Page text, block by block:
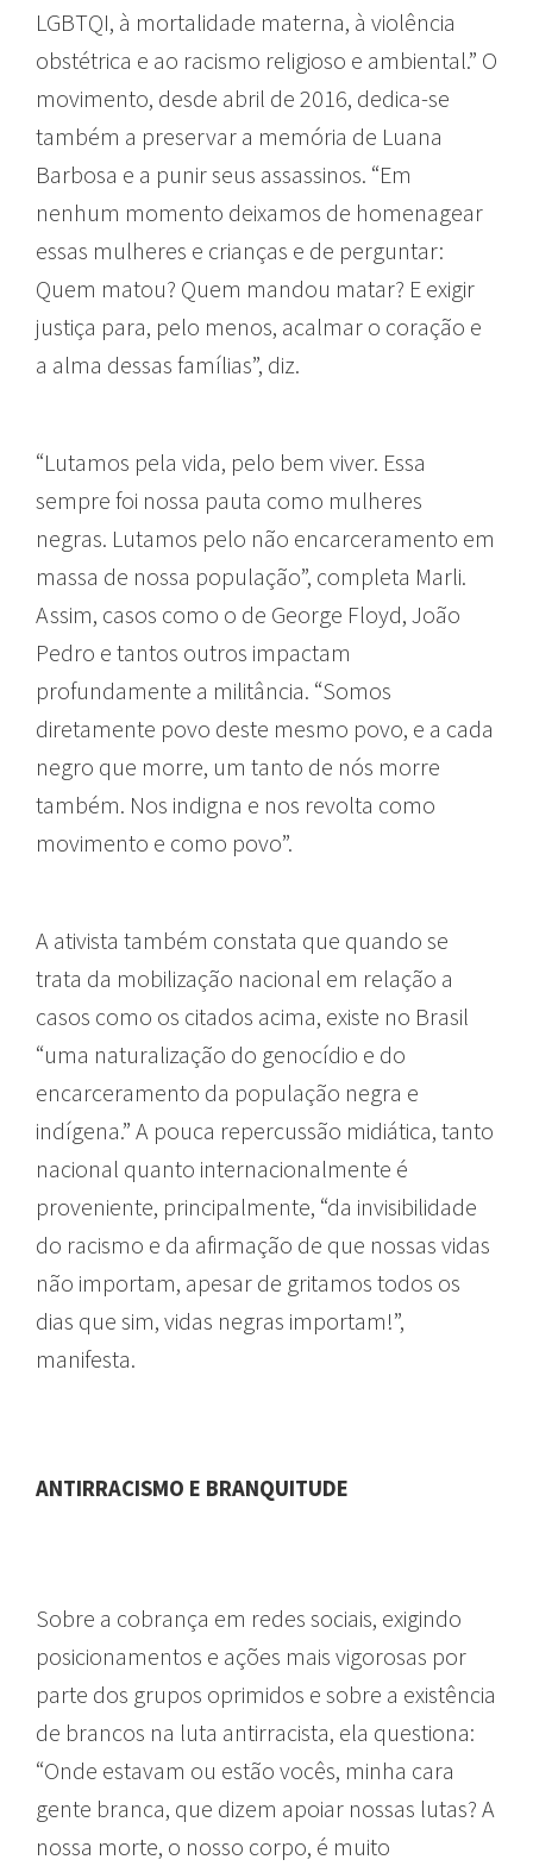
LGBTQI, à mortalidade materna, à violência
obstétrica e ao racismo religioso e ambiental.” O
movimento, desde abril de 2016, dedica-se
também a preservar a memória de Luana
Barbosa e a punir seus assassinos. “Em
nenhum momento deixamos de homenagear
essas mulheres e crianças e de perguntar:
Quem matou? Quem mandou matar? E exigir
justiça para, pelo menos, acalmar o coração e
a alma dessas famílias”, diz.
“Lutamos pela vida, pelo bem viver. Essa
sempre foi nossa pauta como mulheres
negras. Lutamos pelo não encarceramento em
massa de nossa população”, completa Marli.
Assim, casos como o de George Floyd, João
Pedro e tantos outros impactam
profundamente a militância. “Somos
diretamente povo deste mesmo povo, e a cada
negro que morre, um tanto de nós morre
também. Nos indigna e nos revolta como
movimento e como povo”.
A ativista também constata que quando se
trata da mobilização nacional em relação a
casos como os citados acima, existe no Brasil
“uma naturalização do genocídio e do
encarceramento da população negra e
indígena.” A pouca repercussão midiática, tanto
nacional quanto internacionalmente é
proveniente, principalmente, “da invisibilidade
do racismo e da afirmação de que nossas vidas
não importam, apesar de gritamos todos os
dias que sim, vidas negras importam!”,
manifesta.
ANTIRRACISMO E BRANQUITUDE
Sobre a cobrança em redes sociais, exigindo
posicionamentos e ações mais vigorosas por
parte dos grupos oprimidos e sobre a existência
de brancos na luta antirracista, ela questiona:
“Onde estavam ou estão vocês, minha cara
gente branca, que dizem apoiar nossas lutas? A
nossa morte, o nosso corpo, é muito